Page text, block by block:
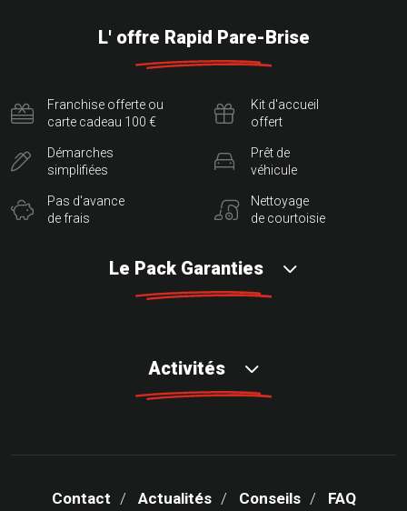
L' offre Rapid Pare-Brise
Franchise offerte ou
carte cadeau 100 €
Démarches
simplifiées
Pas d'avance
de frais
Kit d'accueil
offert
Prêt de
véhicule
Nettoyage
de courtoisie
Le Pack Garanties
Activités
Contact Actualités Conseils FAQ